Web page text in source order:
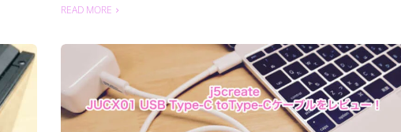
READ MORE